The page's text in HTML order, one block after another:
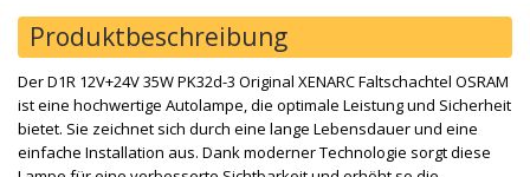
Produktbeschreibung
Der D1R 12V+24V 35W PK32d-3 Original XENARC Faltschachtel OSRAM
ist eine hochwertige Autolampe, die optimale Leistung und Sicherheit
bietet. Sie zeichnet sich durch eine lange Lebensdauer und eine
einfache Installation aus. Dank moderner Technologie sorgt diese